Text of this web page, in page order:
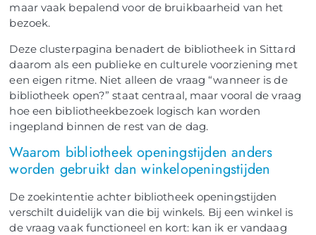
maar vaak bepalend voor de bruikbaarheid van het
bezoek.
Deze clusterpagina benadert de bibliotheek in Sittard
daarom als een publieke en culturele voorziening met
een eigen ritme. Niet alleen de vraag “wanneer is de
bibliotheek open?” staat centraal, maar vooral de vraag
hoe een bibliotheekbezoek logisch kan worden
ingepland binnen de rest van de dag.
Waarom bibliotheek openingstijden anders
worden gebruikt dan winkelopeningstijden
De zoekintentie achter bibliotheek openingstijden
verschilt duidelijk van die bij winkels. Bij een winkel is
de vraag vaak functioneel en kort: kan ik er vandaag